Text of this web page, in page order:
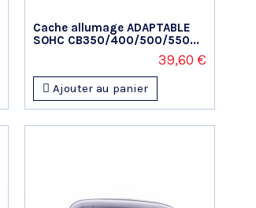
Cache allumage ADAPTABLE
SOHC CB350/400/500/550...
39,60 €
Ajouter au panier